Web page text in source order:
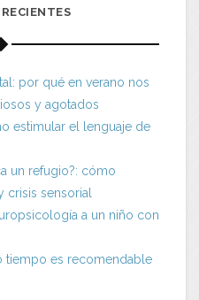
por qué en verano nos
y agotados
estimular el lenguaje de
un refugio?: cómo
crisis sensorial
a un niño con
tiempo es recomendable